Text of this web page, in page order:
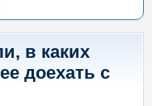
в каких
доехать с